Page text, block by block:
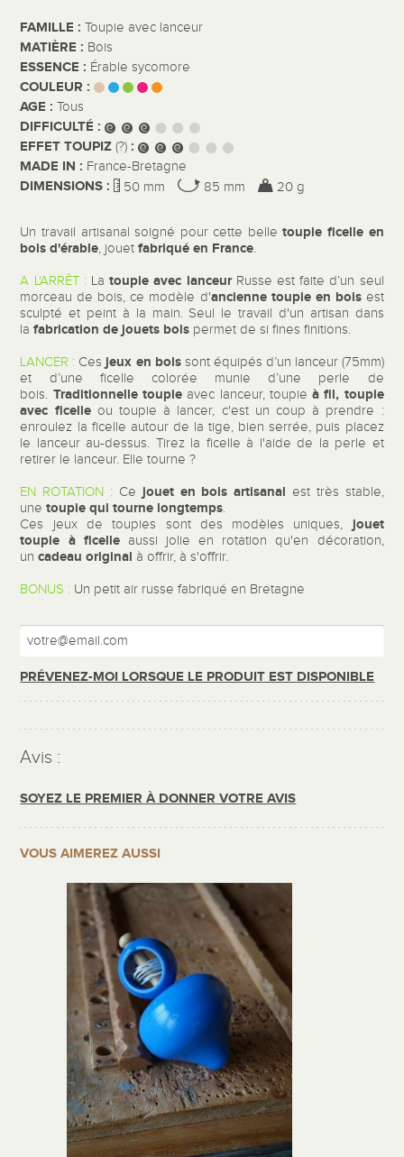
FAMILLE :Toupie avec lanceur
MATIÈRE : Bois
ESSENCE : Érable sycomore
COULEUR :
AGE :Tous
DIFFICULTÉ :
EFFET TOUPIZ(?) :
MADE IN : France-Bretagne
DIMENSIONS : 50 mm 85 mm 20 g
Un travail artisanal soigné pour cette belle toupie ficelle en
bois d'érable, jouet fabriqué en France.
A L'ARRÊT : Latoupie avec lanceurRusse est faite d’un seul
morceau de bois, ce modèle d'ancienne toupie en boisest
sculpté et peint à la main. Seul le travail d'un artisan dans
lafabrication de jouets bois permet de si fines finitions.
LANCER : Ces jeux en boissont équipés d’un lanceur (75mm)
et d’une ficelle colorée munie d’une perle de
bois. Traditionnelle toupieavec lanceur, toupie à fil, toupie
avec ficelleou toupie à lancer, c'est un coup à prendre :
enroulez la ficelle autour de la tige, bien serrée, puis placez
le lanceur au-dessus. Tirez la ficelle à l'aide de la perle et
retirer le lanceur. Elle tourne ?
EN ROTATION : Ce jouet en bois artisanal est très stable,
une toupie qui tourne longtemps.
Ces jeux de toupies sont des modèles uniques, jouet
toupie à ficelleaussi jolie en rotation qu'en décoration,
uncadeau original à offrir, à s'offrir.
BONUS : Un petit air russe fabriqué en Bretagne
PRÉVENEZ-MOI LORSQUE LE PRODUIT EST DISPONIBLE
Avis :
SOYEZ LE PREMIER À DONNER VOTRE AVIS
VOUS AIMEREZ AUSSI